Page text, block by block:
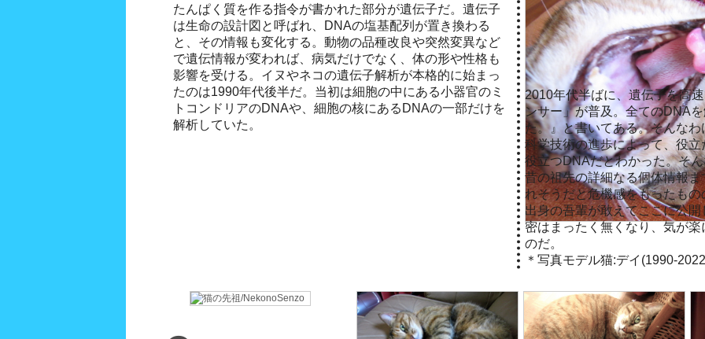
たんぱく質を作る指令が書かれた部分が遺伝子だ。遺伝子
は生命の設計図と呼ばれ、DNAの塩基配列が置き換わる
と、その情報も変化する。動物の品種改良や突然変異など
で遺伝情報が変われば、病気だけでなく、体の形や性格も
影響を受ける。イヌやネコの遺伝子解析が本格的に始まっ
たのは1990年代後半だ。当初は細胞の中にある小器官のミ
トコンドリアのDNAや、細胞の核にあるDNAの一部だけを
解析していた。
2010年代半ばに、遺伝子を高
ンサー」が普及。全てのDNA
た。』と書いてある。そんな
科学技術の進歩によって、役
役立つDNAだとわかった。そ
昔の祖先の詳細なる個体情報
れそうだと危機感をもったも
出身の吾輩が敢えてここに公
密はまったく無くなり、気が
のだ。
＊写真モデル猫:デイ(1990-